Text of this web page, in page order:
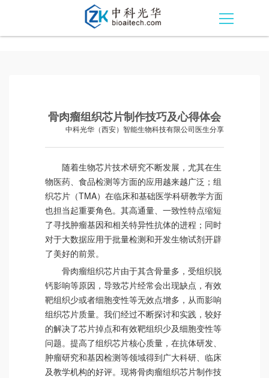
骨肉瘤组织芯片制作技巧及心得体会
中科光华（西安）智能生物科技有限公司医生分享
随着生物芯片技术研究不断发展，尤其在生
物医药、食品检测等方面的应用越来越广泛；组
织芯片（TMA）在临床和基础医学科研教学方面
也担当起重要角色。其高通量、一致性特点缩短
了寻找肿瘤基因和相关特异性抗体的进程；同时
对于大数据应用于批量检测和开发生物试剂开辟
了美好的前景。
骨肉瘤组织芯片由于其含骨量多，受组织脱
钙影响等原因，导致芯片经常会出现缺点，有效
靶组织少或者细胞变性等无效点增多，从而影响
组织芯片质量。我们经过不断探讨和实践，较好
的解决了芯片掉点和有效靶组织少及细胞变性等
问题。提高了组织芯片核心质量，在抗体研发、
肿瘤研究和基因检测等领域得到广大科研、临床
及教学机构的好评。现将骨肉瘤组织芯片制作技